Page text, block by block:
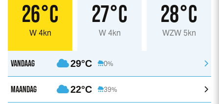
26°C
W 4kn
27°C
W 4kn
28°C
WZW 5kn
VANDAAG 29°C 0%
MAANDAG 22°C 39%